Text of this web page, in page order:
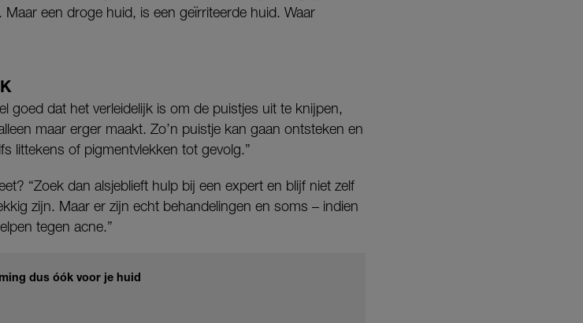
een droge huid, is een geïrriteerde huid. Waar
goed dat het verleidelijk is om de puistjes uit te knijpen,
maar erger maakt. Zo’n puistje kan gaan ontsteken en
littekens of pigmentvlekken tot gevolg.”
“Zoek dan alsjeblieft hulp bij een expert en blijf niet zelf
zijn. Maar er zijn echt behandelingen en soms – indien
tegen acne.”
dus óók voor je huid